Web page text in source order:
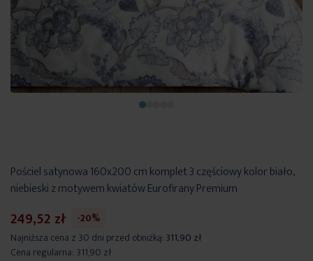
Pościel satynowa 160x200 cm komplet 3 częściowy kolor biało,
niebieski z motywem kwiatów Eurofirany Premium
249,52 zł
-20%
Najniższa cena z 30 dni przed obniżką:311,90 zł
Cena regularna: 311,90 zł